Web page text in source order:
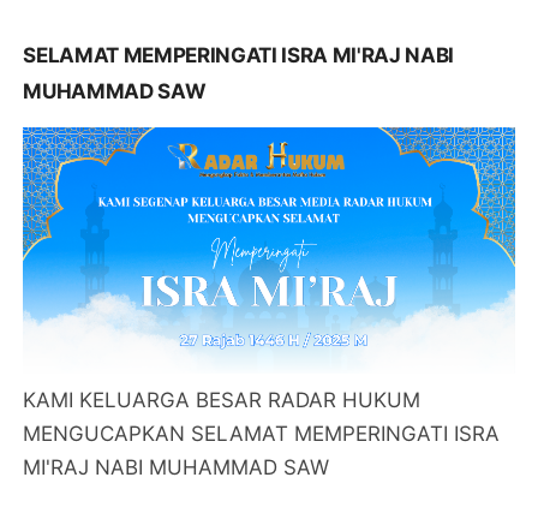
SELAMAT MEMPERINGATI ISRA MI'RAJ NABI
MUHAMMAD SAW
KAMI KELUARGA BESAR RADAR HUKUM
MENGUCAPKAN SELAMAT MEMPERINGATI ISRA
MI'RAJ NABI MUHAMMAD SAW